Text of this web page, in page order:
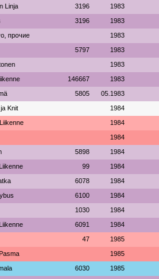
Linja 3196 1983
3196 1983
прочие 1983
5797 1983
1983
146667 1983
5805 05.1983
Knit 1984
1984
1984
5898 1984
99 1984
6078 1984
6100 1984
1030 1984
6091 1984
47 1985
1985
6030 1985